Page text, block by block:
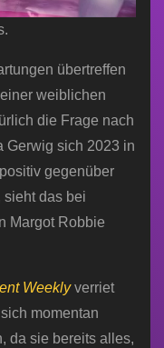
übertreffen
weiblichen
die Frage nach
Gerwig sich 2023 in
gegenüber
das bei
Margot Robbie
Weeklyverriet
momentan
da sie bereits alles,